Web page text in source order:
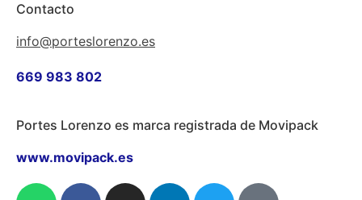
Contacto
info@porteslorenzo.es
669 983 802
Portes Lorenzo es marca registrada de Movipack
www.movipack.es